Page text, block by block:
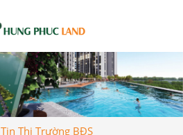
Tin Thị Trường BĐS